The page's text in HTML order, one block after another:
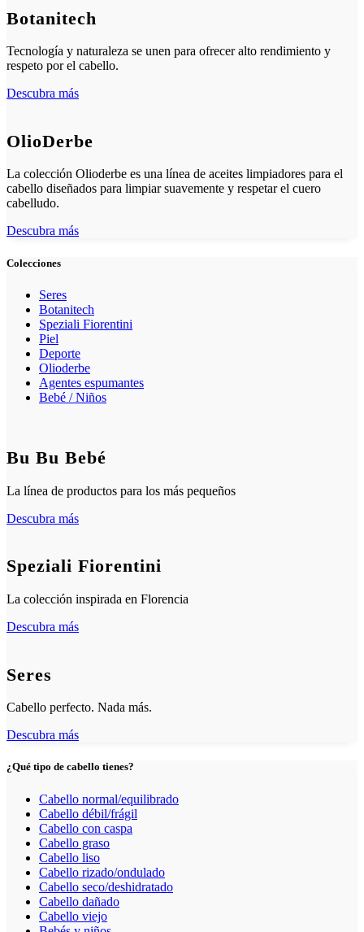
Botanitech
Tecnología y naturaleza se unen para ofrecer alto rendimiento y
respeto por el cabello.
Descubra más
OlioDerbe
La colección Olioderbe es una línea de aceites limpiadores para el
cabello diseñados para limpiar suavemente y respetar el cuero
cabelludo.
Descubra más
Colecciones
Seres
Botanitech
Speziali Fiorentini
Piel
Deporte
Olioderbe
Agentes espumantes
Bebé / Niños
Bu Bu Bebé
La línea de productos para los más pequeños
Descubra más
Speziali Fiorentini
La colección inspirada en Florencia
Descubra más
Seres
Cabello perfecto. Nada más.
Descubra más
¿Qué tipo de cabello tienes?
Cabello normal/equilibrado
Cabello débil/frágil
Cabello con caspa
Cabello graso
Cabello liso
Cabello rizado/ondulado
Cabello seco/deshidratado
Cabello dañado
Cabello viejo